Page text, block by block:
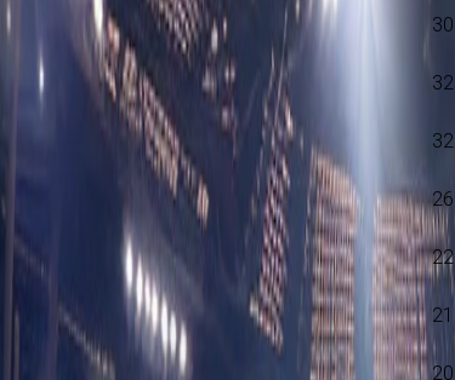
30
32
32
26
22
21
20